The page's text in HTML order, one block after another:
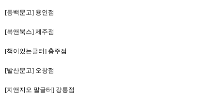
[동백문고] 용인점
[북앤북스] 제주점
[책이있는글터] 충주점
[발산문고] 오창점
[지앤지오 말글터] 강릉점